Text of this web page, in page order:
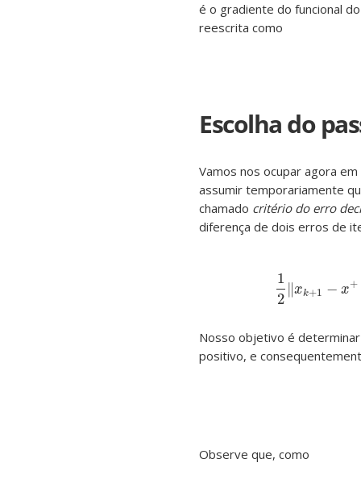
é o gradiente do funcional
reescrita como
Escolha do
Vamos nos ocupar agora
assumir temporariamente
chamado critério do erro
diferença de dois erros de
1
2
∥xk+1 − x+
12‖
Nosso objetivo é
positivo, e
Observe que, como